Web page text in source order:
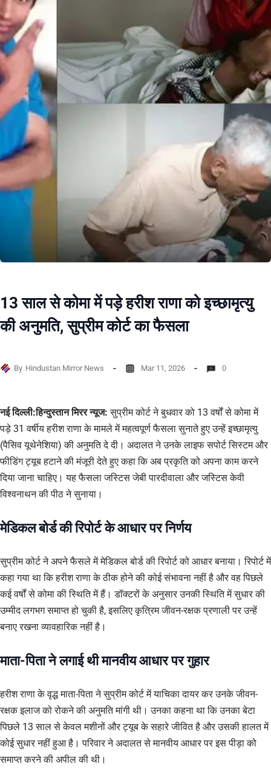
13 साल से कोमा में पड़े हरीश राणा को इच्छामृत्यु
की अनुमति, सुप्रीम कोर्ट का फैसला
By Hindustan Mirror News Mar 11, 2026 0
नई दिल्ली:हिन्दुस्तान मिरर न्यूज: सुप्रीम कोर्ट ने बुधवार को 13 वर्षों से कोमा में
पड़े 31 वर्षीय हरीश राणा के मामले में महत्वपूर्ण फैसला सुनाते हुए उन्हें इच्छामृत्यु
(पैसिव यूथेनेशिया) की अनुमति दे दी। अदालत ने उनके लाइफ सपोर्ट सिस्टम और
फीडिंग ट्यूब हटाने की मंजूरी देते हुए कहा कि अब प्रकृति को अपना काम करने
दिया जाना चाहिए। यह फैसला जस्टिस जेबी पारदीवाला और जस्टिस केवी
विश्वनाथन की पीठ ने सुनाया।
मेडिकल बोर्ड की रिपोर्ट के आधार पर निर्णय
सुप्रीम कोर्ट ने अपने फैसले में मेडिकल बोर्ड की रिपोर्ट को आधार बनाया। रिपोर्ट में
कहा गया था कि हरीश राणा के ठीक होने की कोई संभावना नहीं है और वह पिछले
कई वर्षों से कोमा की स्थिति में हैं। डॉक्टरों के अनुसार उनकी स्थिति में सुधार की
उम्मीद लगभग समाप्त हो चुकी है, इसलिए कृत्रिम जीवन-रक्षक प्रणाली पर उन्हें
बनाए रखना व्यावहारिक नहीं है।
माता-पिता ने लगाई थी मानवीय आधार पर गुहार
हरीश राणा के वृद्ध माता-पिता ने सुप्रीम कोर्ट में याचिका दायर कर उनके जीवन-
रक्षक इलाज को रोकने की अनुमति मांगी थी। उनका कहना था कि उनका बेटा
पिछले 13 साल से केवल मशीनों और ट्यूब के सहारे जीवित है और उसकी हालत में
कोई सुधार नहीं हुआ है। परिवार ने अदालत से मानवीय आधार पर इस पीड़ा को
समाप्त करने की अपील की थी।